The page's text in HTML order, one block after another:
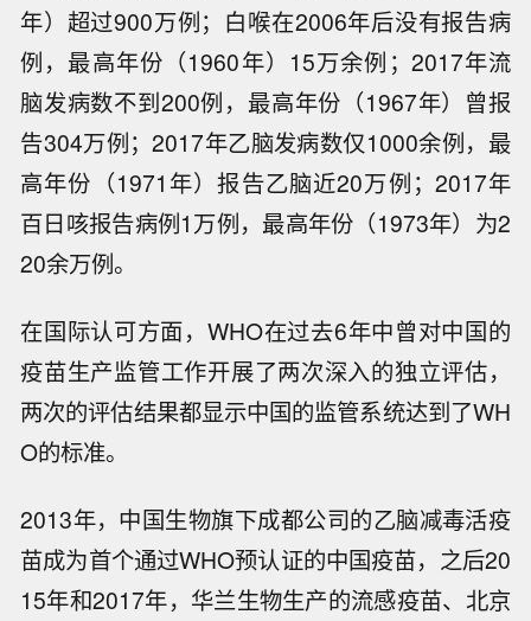
年）超过900万例；白喉在2006年后没有报告病
例，最高年份（1960年）15万余例；2017年流
脑发病数不到200例，最高年份（1967年）曾报
告304万例；2017年乙脑发病数仅1000余例，最
高年份（1971年）报告乙脑近20万例；2017年
百日咳报告病例1万例，最高年份（1973年）为2
20余万例。
在国际认可方面，WHO在过去6年中曾对中国的
疫苗生产监管工作开展了两次深入的独立评估，
两次的评估结果都显示中国的监管系统达到了WH
O的标准。
2013年，中国生物旗下成都公司的乙脑减毒活疫
苗成为首个通过WHO预认证的中国疫苗，之后20
15年和2017年，华兰生物生产的流感疫苗、北京